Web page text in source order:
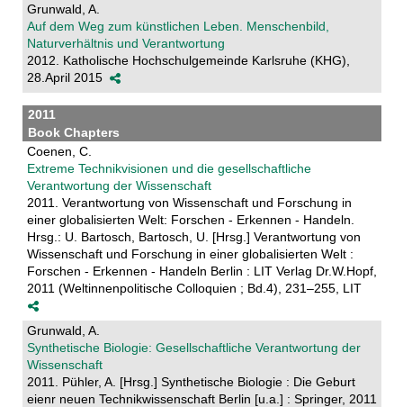
Grunwald, A.
Auf dem Weg zum künstlichen Leben. Menschenbild,
Naturverhältnis und Verantwortung
2012. Katholische Hochschulgemeinde Karlsruhe (KHG),
28.April 2015
2011
Book Chapters
Coenen, C.
Extreme Technikvisionen und die gesellschaftliche
Verantwortung der Wissenschaft
2011. Verantwortung von Wissenschaft und Forschung in
einer globalisierten Welt: Forschen - Erkennen - Handeln.
Hrsg.: U. Bartosch, Bartosch, U. [Hrsg.] Verantwortung von
Wissenschaft und Forschung in einer globalisierten Welt :
Forschen - Erkennen - Handeln Berlin : LIT Verlag Dr.W.Hopf,
2011 (Weltinnenpolitische Colloquien ; Bd.4), 231–255, LIT
Grunwald, A.
Synthetische Biologie: Gesellschaftliche Verantwortung der
Wissenschaft
2011. Pühler, A. [Hrsg.] Synthetische Biologie : Die Geburt
eienr neuen Technikwissenschaft Berlin [u.a.] : Springer, 2011